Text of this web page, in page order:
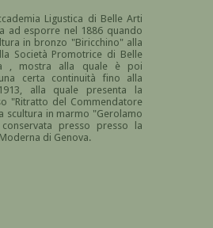
Ligustica di Belle Arti
ad esporre nel 1886 quando
in bronzo "Biricchino" alla
Società Promotrice di Belle
, mostra alla quale è poi
certa continuità fino alla
alla quale presenta la
"Ritratto del Commendatore
scultura in marmo "Gerolamo
presso presso la
di Genova.